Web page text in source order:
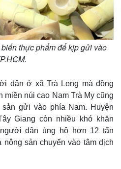
thực phẩm để kịp gửi vào
dân ở xã Trà Leng mà đồng
miền núi cao Nam Trà My cũng
gửi vào phía Nam. Huyện
Giang còn nhiều khó khăn
dân ủng hộ hơn 12 tấn
sản chuyển vào tâm dịch